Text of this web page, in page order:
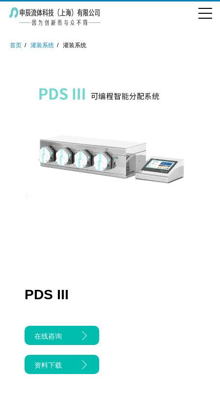
首页 灌装系统 灌装系统
PDS III
在线咨询
资料下载